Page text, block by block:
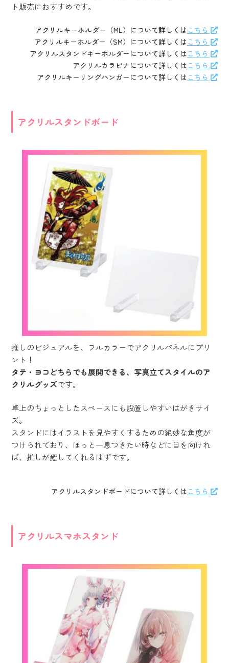
ト販売におすすめです。
アクリルキーホルダー（ML）について詳しくは こちら
アクリルキーホルダー（SM）について詳しくは こちら
アクリルスタンドキーホルダーについて詳しくは こちら
アクリルカラビナについて詳しくは こちら
アクリルキーリングハンガーについて詳しくは こちら
アクリルスタンドボード
推しのビジュアルを、フルカラーでアクリルパネルにプリ
ント！
タテ・ヨコどちらでも展開できる、写真立てスタイルのア
クリルグッズです。
卓上のちょっとしたスペースにも設置しやすいはがきサイ
ズ。
スタンドにはイラストを見やすくするための絶妙な角度が
つけられており、ほっと一息つきたい時などに目を向けれ
ば、推しが癒してくれるはずです。
アクリルスタンドボードについて詳しくは こちら
アクリルスマホスタンド